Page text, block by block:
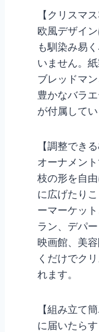
【クリスマ
欧風デザイ
も馴染み易
いません。
ブレッドマ
豊かなバラ
が付属してい
【調整でき
オーナメン
枝の形を自
に広げたり
ーマーケッ
ラン、デパ
映画館、美
くだけでク
れます。
【組み立て
に届いたら